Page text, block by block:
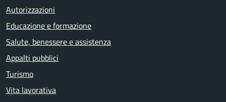
Autorizzazioni
Educazione e formazione
Salute, benessere e assistenza
Appalti pubblici
Turismo
Vita lavorativa